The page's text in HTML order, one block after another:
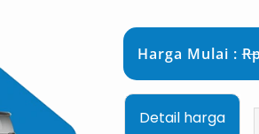
sehari-hari.
Harga Mulai :
Detail harga